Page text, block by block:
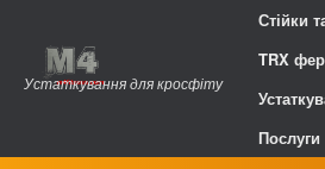
content
Устаткування для кросфіту
Стійки
TRX
Послуги